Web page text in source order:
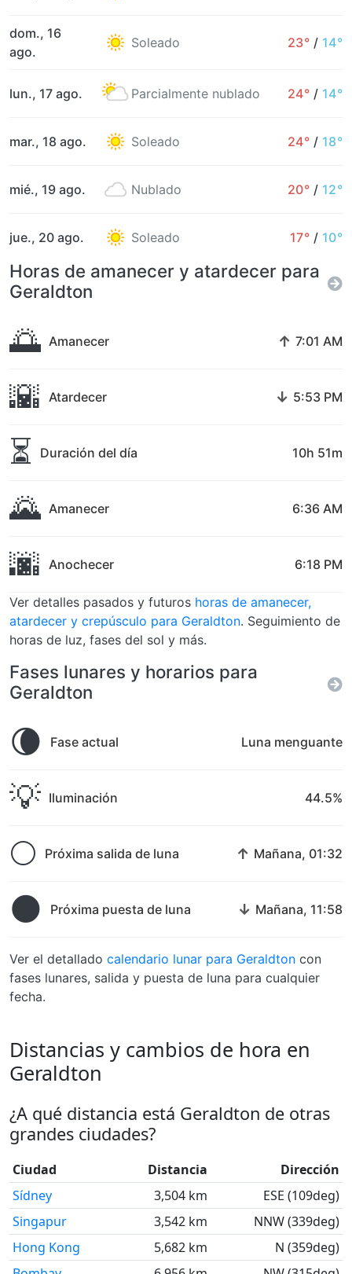
dom., 16
ago.
Soleado 23° / 14°
lun., 17 ago. Parcialmente nublado 24° / 14°
mar., 18 ago. Soleado 24° / 18°
mié., 19 ago. Nublado 20° / 12°
jue., 20 ago. Soleado 17° / 10°
Horas de amanecer y atardecer para
Geraldton
🌅 Amanecer ↑ 7:01 AM
🌇 Atardecer ↓ 5:53 PM
⏳ Duración del día 10h 51m
🌄 Amanecer 6:36 AM
🌆 Anochecer 6:18 PM
Ver detalles pasados y futuros horas de amanecer,
atardecer y crepúsculo para Geraldton. Seguimiento de
horas de luz, fases del sol y más.
Fases lunares y horarios para
Geraldton
🌘 Fase actual Luna menguante
💡 Iluminación 44.5%
🌕 Próxima salida de luna ↑ Mañana, 01:32
🌑 Próxima puesta de luna ↓ Mañana, 11:58
Ver el detallado calendario lunar para Geraldton con
fases lunares, salida y puesta de luna para cualquier
fecha.
Distancias y cambios de hora en
Geraldton
¿A qué distancia está Geraldton de otras
grandes ciudades?
Ciudad Distancia
Dirección
Sídney
3,504 km
ESE (109deg)
Singapur
3,542 km
NNW (339deg)
Hong Kong
5,682 km
N (359deg)